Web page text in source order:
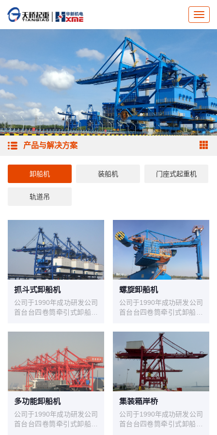
产品与解决方案
卸船机 装船机 门座式起重机
轨道吊
抓斗式卸船机
公司于1990年成功研发公司
首台台四卷筒牵引式卸船机
投入使用，1993年1台
引式卸船机在华能威海电厂
投入使用，至今已运行近30
年，设备情况良好。经过不
断地发展，不断地积累经
验，不断地研发创新，华新
机电生产制造的卸船机技术
在不断地升级，产品系列从
200t/h～2400 t/h，目前生
产制造过的生产率最大卸船
螺旋卸船机
公司于1990年成功研发公司
首台台四卷筒牵引式卸船机
投入使用，1993年1台
600t/h机房下置的四卷筒牵
引式卸船机在华能威海电厂
投入使用，至今已运行近30
年，设备情况良好。经过不
断地发展，不断地积累经
验，不断地研发创新，华新
机电生产制造的卸船机技术
在不断地升级，产品系列从
200t/h～2400 t/h，目前生
产制造过的生产率最大卸船
多功能卸船机
公司于1990年成功研发公司
首台台四卷筒牵引式卸船机
集装箱岸桥
公司于1990年成功研发公司
首台台四卷筒牵引式卸船机